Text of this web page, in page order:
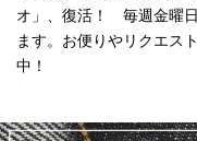
オ」、復活！ 毎週金曜
ます。お便りやリクエス
中！